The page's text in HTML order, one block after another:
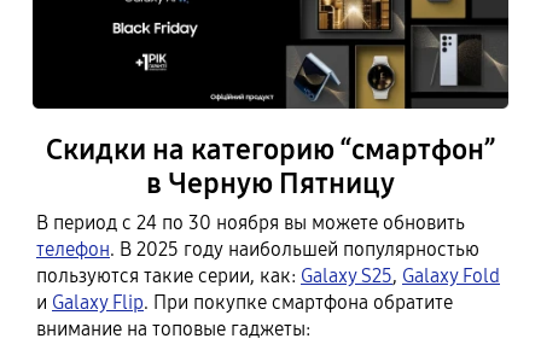
Скидки на категорию “смартфон”
в Черную Пятницу
В период с 24 по 30 ноября вы можете обновить
телефон. В 2025 году наибольшей популярностью
пользуются такие серии, как: Galaxy S25, Galaxy Fold
и Galaxy Flip. При покупке смартфона обратите
внимание на топовые гаджеты: